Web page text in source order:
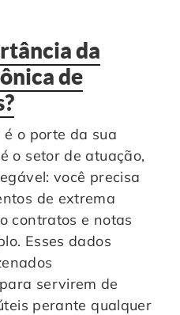
da
de
o porte da sua
o setor de atuação,
você precisa
de extrema
contratos e notas
Esses dados
servirem de
perante qualquer